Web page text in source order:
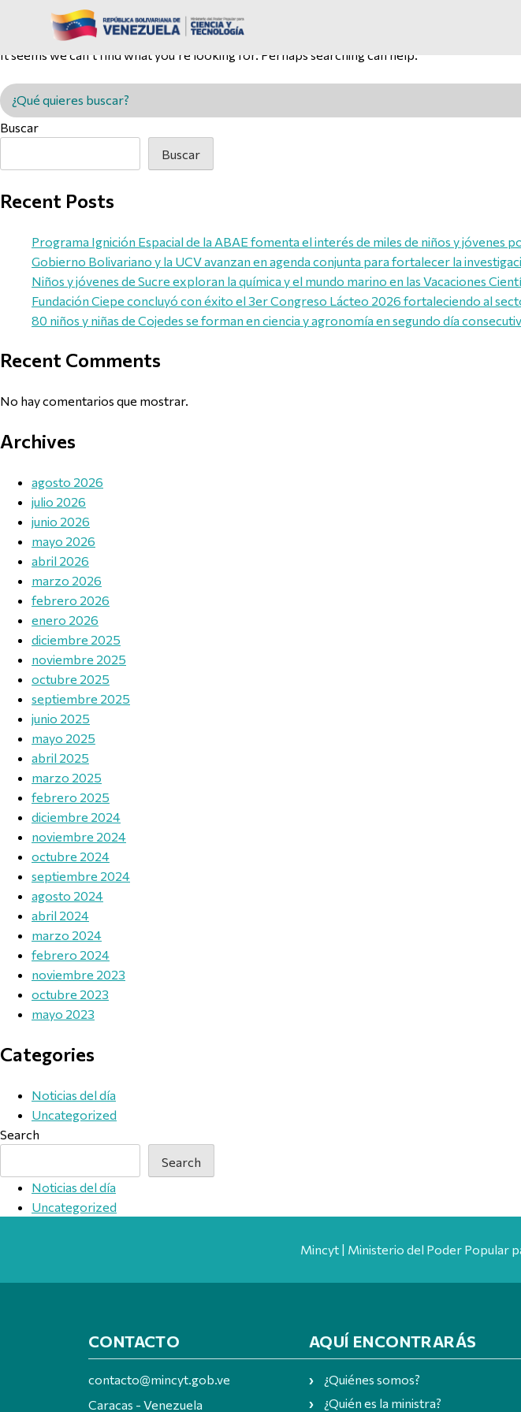
Nothing Found
It seems we can’t find what you’re looking for. Perhaps searching can help.
Buscar en MINCYT
Buscar
Buscar
Recent Posts
Programa Ignición Espacial de la ABAE fomenta el interés de miles de niños y jóvenes
Gobierno Bolivariano y la UCV avanzan en agenda conjunta para fortalecer la
Niños y jóvenes de Sucre exploran la química y el mundo marino en las Vacaciones
Fundación Ciepe concluyó con éxito el 3er Congreso Lácteo 2026 fortaleciendo al
80 niños y niñas de Cojedes se forman en ciencia y agronomía en segundo día
Recent Comments
No hay comentarios que mostrar.
Archives
agosto 2026
julio 2026
junio 2026
mayo 2026
abril 2026
marzo 2026
febrero 2026
enero 2026
diciembre 2025
noviembre 2025
octubre 2025
septiembre 2025
junio 2025
mayo 2025
abril 2025
marzo 2025
febrero 2025
diciembre 2024
noviembre 2024
octubre 2024
septiembre 2024
agosto 2024
abril 2024
marzo 2024
febrero 2024
noviembre 2023
octubre 2023
mayo 2023
Categories
Noticias del día
Uncategorized
Search
Search
Noticias del día
Uncategorized
Mincyt | Ministerio del Poder Popular
CONTACTO
contacto@mincyt.gob.ve
Caracas - Venezuela
AQUÍ ENCONTRARÁS
¿Quiénes somos?
¿Quién es la ministra?